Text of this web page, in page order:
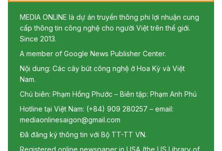
MEDIA ONLINE là dự án truyền thông phi lợi nhuận cung
cấp thông tin công nghệ cho người Việt trên thế giới.
Since 2013.
A member of Google News Publisher Center.
Nội dung: Các cây bút công nghệ ở Hoa Kỳ và Việt
Nam.
Chủ biên: Phạm Hồng Phước – Biên tập: Phạm Anh Phú
Hotline tại Việt Nam: (+84) 909 280257 – email:
mediaonlinesaigon@gmail.com
Đã đăng ký thông tin với Bộ TT-TT VN.
Registered online newspaper in USA (the US Library of